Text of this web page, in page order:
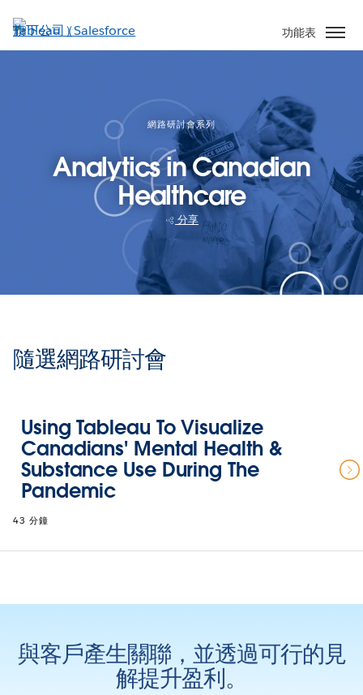
至
主
功能表
網路研討會系列
Analytics in Canadian
Healthcare
分享
隨選網路研討會
Using Tableau To Visualize
Canadians' Mental Health &
Substance Use During The
Pandemic
43 分鐘
與客戶產生關聯，並透過可行的見
解提升盈利。